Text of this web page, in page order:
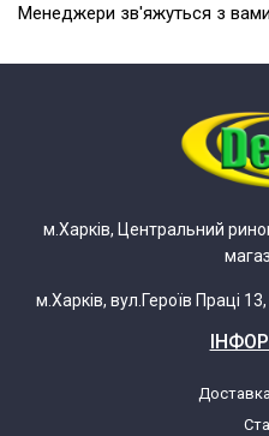
Менеджери зв'яжуться з
м.Харків, Центральний
м.Харків, вул.Героїв Праці